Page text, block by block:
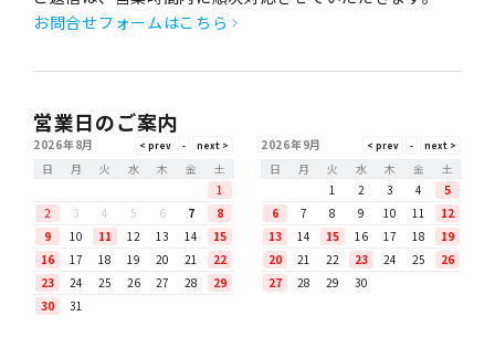
お問合せフォームはこちら
営業日のご案内
2026年8月
日
月 火 水 木 金
土
1
2
3 4 5 6 7
8
9
10 11 12 13 14
15
16
17 18 19 20 21
22
23
24 25 26 27 28
29
30
31
2026年9月
日
月 火 水 木 金
土
1
2 3 4
5
6
7 8 9 10 11
12
13
14 15 16 17 18
19
20
21 22 23 24 25
26
27
28 29 30